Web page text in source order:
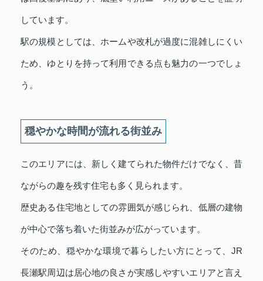
しています。
駅の規模としては、ホームや改札が過度に混雑しにくい
ため、ゆとりを持って利用できる点も魅力の一つでしょ
う。
穏やかな時間が流れる街並み
このエリアには、新しく建てられた物件だけでなく、昔
ながらの趣を残す住宅も多く見られます。
歴史ある住宅地としての雰囲気が感じられ、低層の建物
が中心で落ち着いた街並みが広がっています。
そのため、穏やかな環境で暮らしたい方にとって、JR
長瀬駅周辺は居心地の良さが実感しやすいエリアと言え